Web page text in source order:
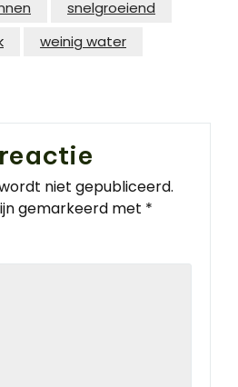
snelgroeiend
weinig water
niet gepubliceerd.
gemarkeerd met *